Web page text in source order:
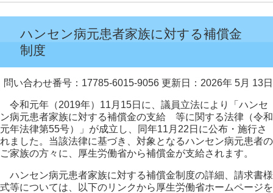
ハンセン病元患者家族に対する補償金
制度
問い合わせ番号：17785-6015-9056 更新日：2026年 5月 13日
令和元年（2019年）11月15日に、議員立法により「ハンセ
ン病元患者家族に対する補償金の支給 等に関する法律（令和
元年法律第55号）」が成立し、同年11月22日に公布・施行さ
れました。当該法律に基づき、対象となるハンセン病元患者の
ご家族の方々に、厚生労働省から補償金が支給されます。
ハンセン病元患者家族に対する補償金制度の詳細、請求書様
式等については、以下のリンクから厚生労働省ホームページを